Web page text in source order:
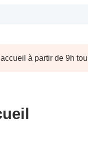
à partir de 9h